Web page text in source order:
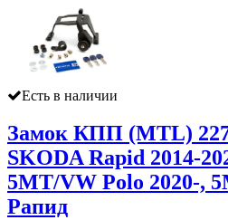
Есть в наличии
Замок КПП (MTL)
SKODA Rapid 2014-
5MT/VW Polo 2020-,
Рапид